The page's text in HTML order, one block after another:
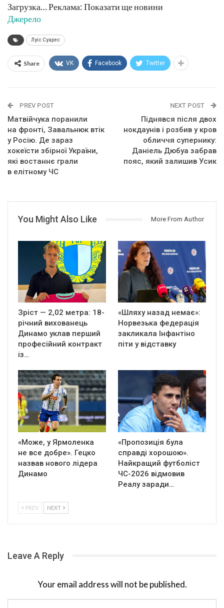
Загрузка… Реклама: Показати ще новини
Джерело
Луіс Суарес
Share VK Facebook Twitter
PREV POST
Матвійчука поранили
на фронті, Завальнюк втік
у Росію. Де зараз
хокеїсти збірної України,
які востаннє грали
в елітному ЧС
NEXT POST
Піднявся після двох
нокдаунів і розбив у кров
обличчя супернику:
Даніель Дюбуа забрав
пояс, який залишив Усик
You Might Also Like More From Author
Зріст — 2,02 метра: 18-
річний вихованець
Динамо уклав перший
професійний контракт
із…
«Шляху назад немає»:
Норвезька федерація
закликала Інфантіно
піти у відставку
«Може, у Ярмоленка
не все добре». Гецко
назвав нового лідера
Динамо
«Пропозиція була
справді хорошою».
Найкращий футболіст
ЧС-2026 відмовив
Реалу заради…
PREV NEXT
Leave A Reply
Your email address will not be published.